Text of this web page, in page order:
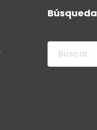
Búsqueda
Buscar: